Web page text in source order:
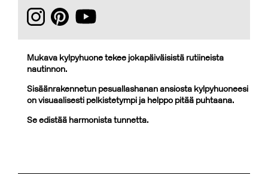
Mukava kylpyhuone tekee jokapäiväisistä rutiineista
nautinnon.
Sisäänrakennetun pesuallashanan ansiosta kylpyhuoneesi
on visuaalisesti pelkistetympi ja helppo pitää puhtaana.
Se edistää harmonista tunnetta.